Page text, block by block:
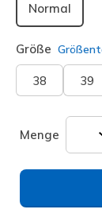
Normal
Größe
38 39
Menge